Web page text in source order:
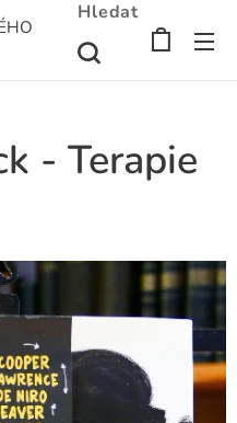
Hledat
- Terapie